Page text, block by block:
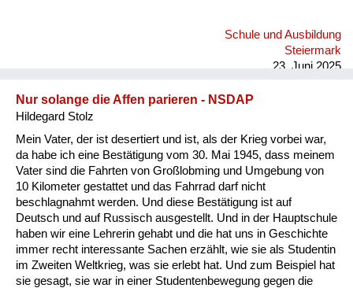
Wiederaufbau und
Wohnen
sich aber geweigert. Er hat geschaut, dass wir dann in die
Hauptschule kommen. Die war dann sieben Kilometer...
Schule und Ausbildung
Steiermark
23. Juni 2025
Nur solange die Affen parieren - NSDAP
Hildegard Stolz
Mein Vater, der ist desertiert und ist, als der Krieg vorbei war,
da habe ich eine Bestätigung vom 30. Mai 1945, dass meinem
Vater sind die Fahrten von Großlobming und Umgebung von
10 Kilometer gestattet und das Fahrrad darf nicht
beschlagnahmt werden. Und diese Bestätigung ist auf
Deutsch und auf Russisch ausgestellt. Und in der Hauptschule
haben wir eine Lehrerin gehabt und die hat uns in Geschichte
immer recht interessante Sachen erzählt, wie sie als Studentin
im Zweiten Weltkrieg, was sie erlebt hat. Und zum Beispiel hat
sie gesagt, sie war in einer Studentenbewegung gegen die